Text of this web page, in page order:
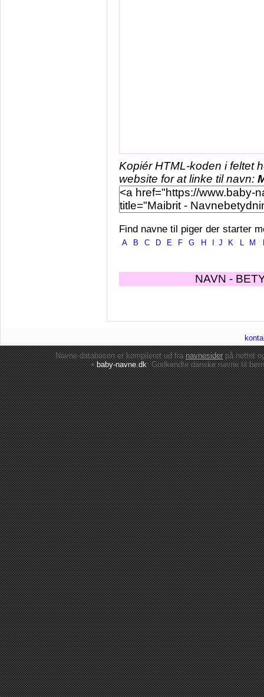
Kopiér HTML-koden i feltet
website for at linke til navn:
Find navne til piger der starter
A B C D E F G H J K L M
NAVN -
Navne-databasen er kompileret ud franavnesiderpå nettet
•baby-navne.dk: Godkendte danskenavne til børn